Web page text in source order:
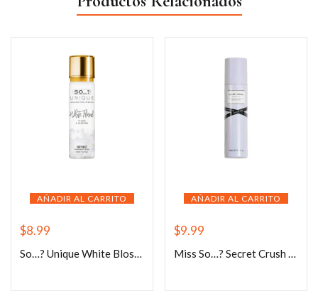
AÑADIR AL CARRITO
$8.99
So…? Unique White Blossom 150ml
AÑADIR AL CARRITO
$9.99
Miss So…? Secret Crush Perfume Mist 140ml